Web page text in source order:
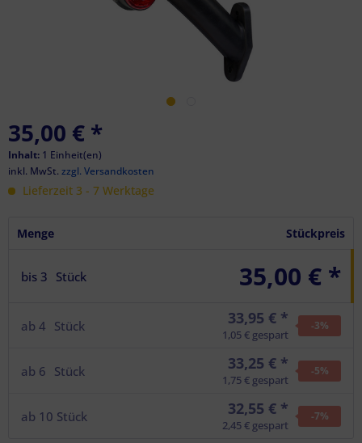
35,00 € *
Inhalt: 1 Einheit(en)
inkl. MwSt. zzgl. Versandkosten
Lieferzeit 3 - 7 Werktage
Menge Stückpreis
bis 3 Stück 35,00 € *
ab 4 Stück 33,95 € *
1,05 € gespart
-3%
ab 6 Stück 33,25 € *
1,75 € gespart
-5%
ab 10 Stück 32,55 € *
2,45 € gespart
-7%